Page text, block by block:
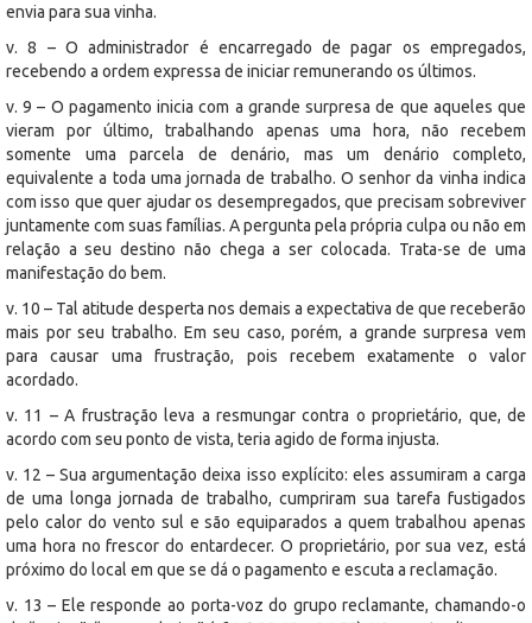
envia para sua vinha.
v. 8 – O administrador é encarregado de pagar os empregados,
recebendo a ordem expressa de iniciar remunerando os últimos.
v. 9 – O pagamento inicia com a grande surpresa de que aqueles que
vieram por último, trabalhando apenas uma hora, não recebem
somente uma parcela de denário, mas um denário completo,
equivalente a toda uma jornada de trabalho. O senhor da vinha indica
com isso que quer ajudar os desempregados, que precisam sobreviver
juntamente com suas famílias. A pergunta pela própria culpa ou não em
relação a seu destino não chega a ser colocada. Trata-se de uma
manifestação do bem.
v. 10 – Tal atitude desperta nos demais a expectativa de que receberão
mais por seu trabalho. Em seu caso, porém, a grande surpresa vem
para causar uma frustração, pois recebem exatamente o valor
acordado.
v. 11 – A frustração leva a resmungar contra o proprietário, que, de
acordo com seu ponto de vista, teria agido de forma injusta.
v. 12 – Sua argumentação deixa isso explícito: eles assumiram a carga
de uma longa jornada de trabalho, cumpriram sua tarefa fustigados
pelo calor do vento sul e são equiparados a quem trabalhou apenas
uma hora no frescor do entardecer. O proprietário, por sua vez, está
próximo do local em que se dá o pagamento e escuta a reclamação.
v. 13 – Ele responde ao porta-voz do grupo reclamante, chamando-o